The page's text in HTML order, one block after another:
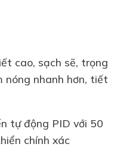
cao, sạch sẽ, trọng
nóng nhanh hơn, tiết
tự động PID với 50
chính xác